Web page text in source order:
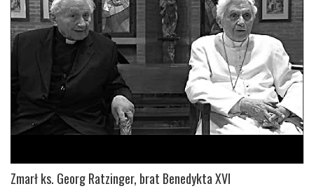
Zmarł ks. Georg Ratzinger, brat Benedykta XVI